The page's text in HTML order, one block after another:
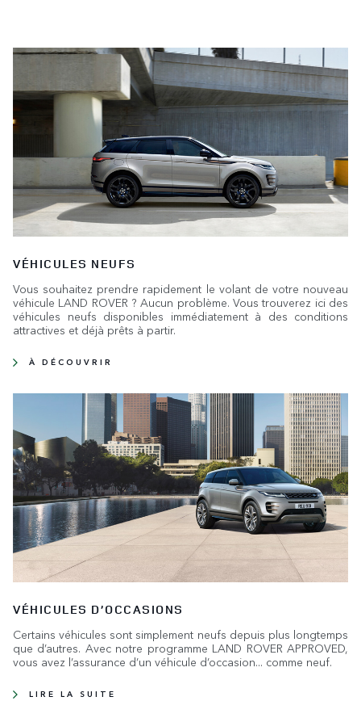
VÉHICULES NEUFS
Vous souhaitez prendre rapidement le volant de votre nouveau
véhicule LAND ROVER ? Aucun problème. Vous trouverez ici des
véhicules neufs disponibles immédiatement à des conditions
attractives et déjà prêts à partir.
À DÉCOUVRIR
VÉHICULES D’OCCASIONS
Certains véhicules sont simplement neufs depuis plus longtemps
que d’autres. Avec notre programme LAND ROVER APPROVED,
vous avez l’assurance d’un véhicule d’occasion... comme neuf.
LIRE LA SUITE